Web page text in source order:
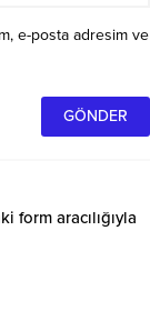
e-posta adresim ve
form aracılığıyla